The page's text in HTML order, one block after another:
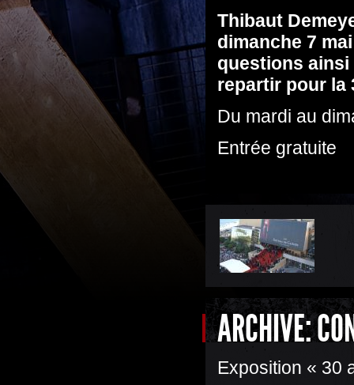
Thibaut
dimanche 7
questions
repartir pour la
Du mardi au
Entrée gratuite
ARCHIVE:
Exposition « 30